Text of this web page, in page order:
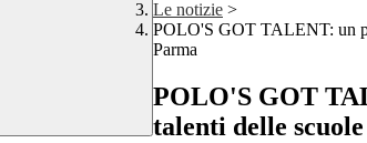
Le notizie >
POLO'S GOT TALENT: un
Parma
POLO'S GOT
talenti delle